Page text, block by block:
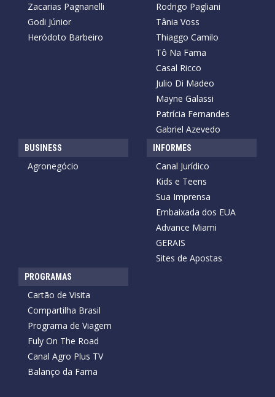
Zacarias Pagnanelli
Godi Júnior
Heródoto Barbeiro
Rodrigo Pagliani
Tânia Voss
Thiaggo Camilo
Tô Na Fama
Casal Ricco
Julio Di Madeo
Mayne Galassi
Patrícia Fernandes
Gabriel Azevedo
BUSINESS
Agronegócio
INFORMES
Canal Jurídico
Kids e Teens
Sua Imprensa
Embaixada dos EUA
Advance Miami
GERAIS
Sites de Apostas
PROGRAMAS
Cartão de Visita
Compartilha Brasil
Programa de Viagem
Fuly On The Road
Canal Agro Plus TV
Balanço da Fama